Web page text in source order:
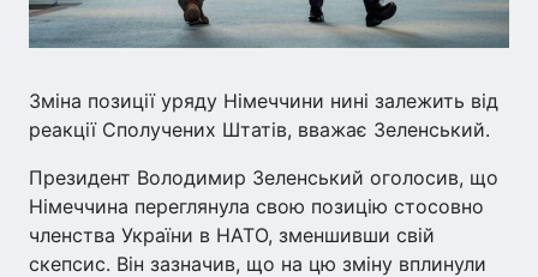
Зміна позиції уряду Німеччини нині залежить від
реакції Сполучених Штатів, вважає Зеленський.
Президент Володимир Зеленський оголосив, що
Німеччина переглянула свою позицію стосовно
членства України в НАТО, зменшивши свій
скепсис. Він зазначив, що на цю зміну вплинули